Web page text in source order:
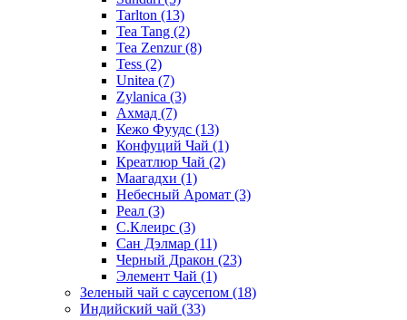
Tarlton (13)
Tea Tang (2)
Tea Zenzur(8)
Tess (2)
Unitea (7)
Zylanica (3)
Ахмад (7)
Кежо Фуудс (13)
Конфуций Чай (1)
Креатлюр Чай (2)
Маагадхи (1)
Небесный Аромат (3)
Реал (3)
С.Клеирс (3)
Сан Дэлмар (11)
Черный Дракон (23)
Элемент Чай (1)
Зеленый чай с саусепом (18)
Индийский чай (33)